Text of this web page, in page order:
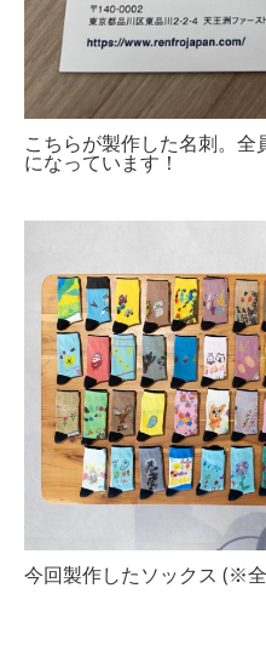
こちらが製作した名刺。全
になっています！
今回製作したソックス (※